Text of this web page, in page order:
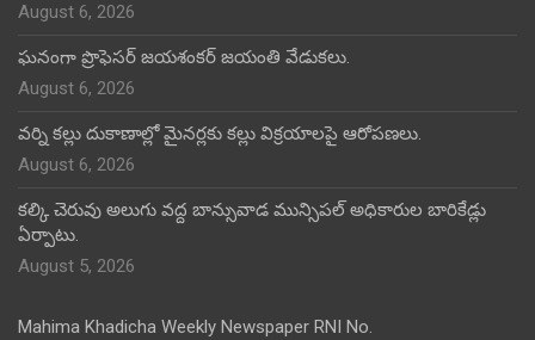
August 6, 2026
ఘనంగా ప్రొఫెసర్ జయశంకర్ జయంతి వేడుకలు.
August 6, 2026
వర్ని కల్లు దుకాణాల్లో మైనర్లకు కల్లు విక్రయాలపై ఆరోపణలు.
August 6, 2026
కల్కి చెరువు అలుగు వద్ద బాన్సువాడ మున్సిపల్ అధికారుల బారికేడ్లు
ఏర్పాటు.
August 5, 2026
Mahima Khadicha Weekly Newspaper RNI No.